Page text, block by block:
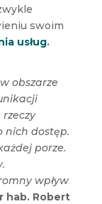
swoim
usług.
obszarze
nich dostęp.
porze.
wpływ
hab. Robert